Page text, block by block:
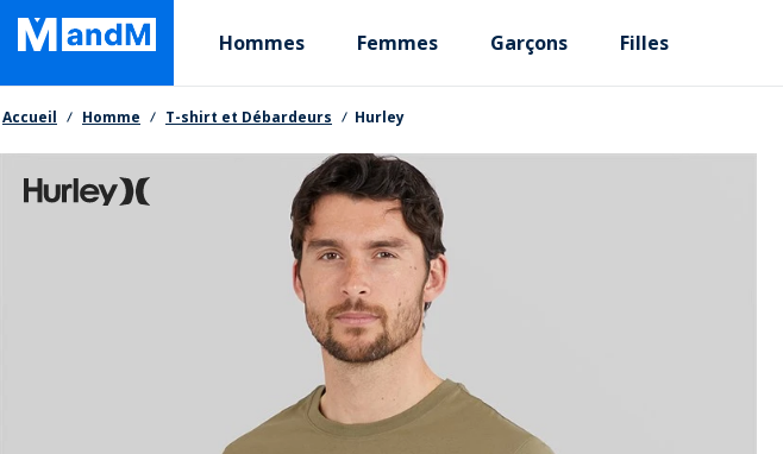
Skip
main
content
Primary departments
Hommes Femmes Garçons Filles
Fil d'Ariane
Accueil Homme T-shirt et Débardeurs Hurley